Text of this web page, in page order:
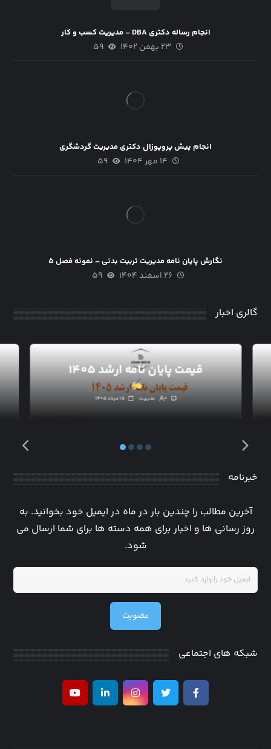
انجام رساله دکتری DBA – مدیریت کسب و کار
۲۳ بهمن ۱۴۰۲ ۵۹
انجام پیش پروپوزال دکتری مدیریت گردشگری
۱۴ مهر ۱۴۰۴ ۵۹
نگارش پایان نامه مدیریت تربیت بدنی – نمونه فصل ۵
۲۶ اسفند ۱۴۰۴ ۵۹
گالری اخبار
قیمت پایان نامه ارشد ۱۴۰۵
۱۵ مرداد ۱۴۰۵ مدیریت ۰
خبرنامه
آخرین مطالب را چندین بار در ماه در ایمیل خود بخوانید. به
روز رسانی ها و اخبار برای همه دسته ها برای شما ارسال می
شود.
عضویت
شبکه های اجتماعی